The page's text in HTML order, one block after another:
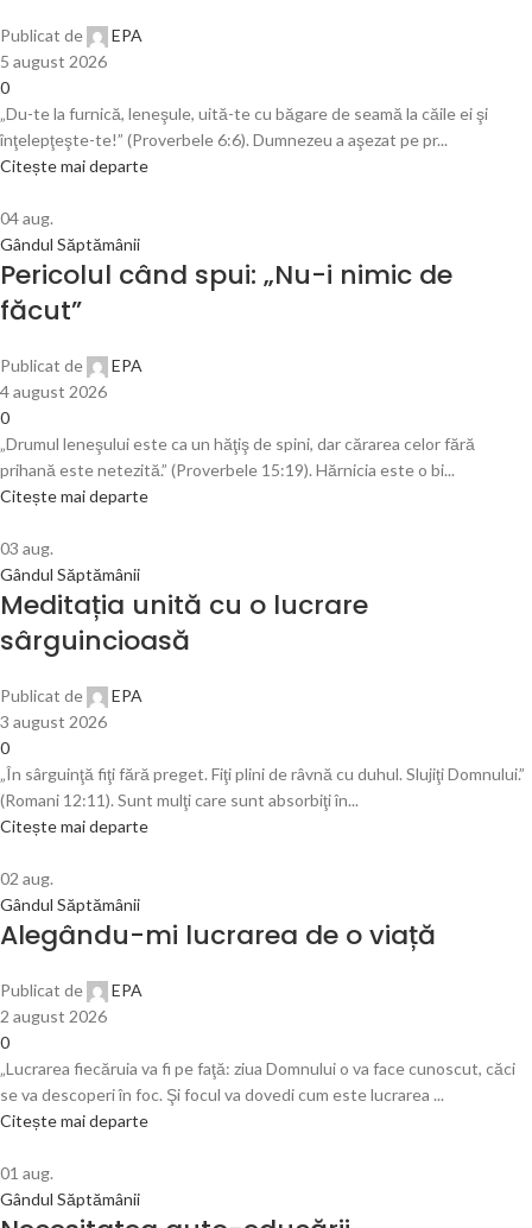
Publicat de
EPA
5 august 2026
0
„Du-te la furnică, leneşule, uită-te cu băgare de seamă la căile ei şi
înţelepţeşte-te!” (Proverbele 6:6). Dumnezeu a aşezat pe pr...
Citește mai departe
04aug.
Gândul Săptămânii
Pericolul când spui: „Nu-i nimic de
făcut”
Publicat de
EPA
4 august 2026
0
„Drumul leneşului este ca un hăţiş de spini, dar cărarea celor fără
prihană este netezită.” (Proverbele 15:19). Hărnicia este o bi...
Citește mai departe
03 aug.
Gândul Săptămânii
Meditația unită cu o lucrare
sârguincioasă
Publicat de
EPA
3 august 2026
0
„În sârguinţă fiţi fără preget. Fiţi plini de râvnă cu duhul. Slujiţi Domnului.”
(Romani 12:11). Sunt mulţi care sunt absorbiţi în...
Citește mai departe
02 aug.
Gândul Săptămânii
Alegându-mi lucrarea de o viață
Publicat de
EPA
2 august 2026
0
„Lucrarea fiecăruia va fi pe faţă: ziua Domnului o va face cunoscut, căci
se va descoperi în foc. Şi focul va dovedi cum este lucrarea ...
Citește mai departe
01 aug.
Gândul Săptămânii